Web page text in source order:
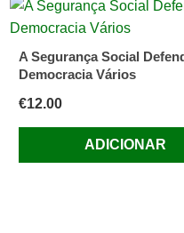
A Segurança Social
Democracia Vários
€12.00
ADICIONAR